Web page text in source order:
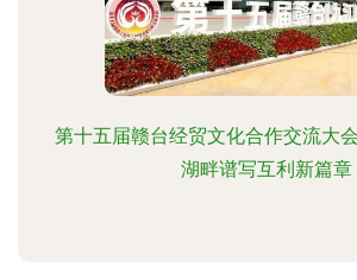
第十五届赣台经贸文化合作交流大
湖畔谱写互利新篇章